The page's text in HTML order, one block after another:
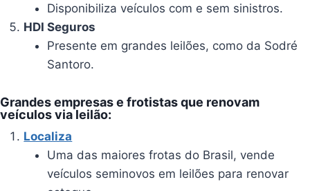
Disponibiliza veículos com e sem sinistros.
HDI Seguros
Presente em grandes leilões, como da Sodré
Santoro.
Grandes empresas e frotistas que renovam
veículos via leilão:
Localiza
Uma das maiores frotas do Brasil, vende
veículos seminovos em leilões para renovar